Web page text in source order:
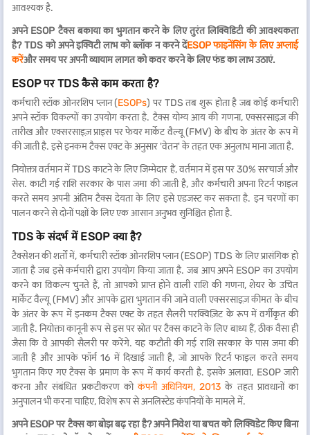
आवश्यक है.
अपने ESOP टैक्स बकाया का भुगतान करने के लिए तुरंत लिक्विडिटी की आवश्यकता
है? TDS को अपने इक्विटी लाभ को ब्लॉक न करने देंESOP फाइनेंसिंग के लिए अप्लाई
करेंऔर समय पर अपनी व्यायाम लागत को कवर करने के लिए फंड का लाभ उठाएं.
ESOP पर TDS कैसे काम करता है?
कर्मचारी स्टॉक ओनरशिप प्लान (ESOPs) पर TDS तब शुरू होता है जब कोई कर्मचारी
अपने स्टॉक विकल्पों का उपयोग करता है. टैक्स योग्य आय की गणना, एक्सरसाइज़ की
तारीख और एक्सरसाइज़ प्राइस पर फेयर मार्केट वैल्यू (FMV) के बीच के अंतर के रूप में
की जाती है. इसे इनकम टैक्स एक्ट के अनुसार 'वेतन' के तहत एक अनुलाभ माना जाता है.
नियोक्ता वर्तमान में TDS काटने के लिए जिम्मेदार हैं, वर्तमान में इस पर 30% सरचार्ज और
सेस. काटी गई राशि सरकार के पास जमा की जाती है, और कर्मचारी अपना रिटर्न फाइल
करते समय अपनी अंतिम टैक्स देयता के लिए इसे एडजस्ट कर सकता है. इन चरणों का
पालन करने से दोनों पक्षों के लिए एक आसान अनुभव सुनिश्चित होता है.
TDS के संदर्भ में ESOP क्या है?
टैक्सेशन की शर्तों में, कर्मचारी स्टॉक ओनरशिप प्लान (ESOP) TDS के लिए प्रासंगिक हो
जाता है जब इसे कर्मचारी द्वारा उपयोग किया जाता है. जब आप अपने ESOP का उपयोग
करने का विकल्प चुनते हैं, तो आपको प्राप्त होने वाली राशि की गणना, शेयर के उचित
मार्केट वैल्यू (FMV) और आपके द्वारा भुगतान की जाने वाली एक्सरसाइज़ कीमत के बीच
के अंतर के रूप में इनकम टैक्स एक्ट के तहत सैलरी परक्विज़िट के रूप में वर्गीकृत की
जाती है. नियोक्ता कानूनी रूप से इस पर स्रोत पर टैक्स काटने के लिए बाध्य हैं, ठीक वैसा ही
जैसा कि वे आपकी सैलरी पर करेंगे. यह कटौती की गई राशि सरकार के पास जमा की
जाती है और आपके फॉर्म 16 में दिखाई जाती है, जो आपके रिटर्न फाइल करते समय
भुगतान किए गए टैक्स के प्रमाण के रूप में कार्य करती है. इसके अलावा, ESOP जारी
करना और संबंधित प्रकटीकरण कोकंपनी अधिनियम, 2013 के तहत प्रावधानों का
अनुपालन भी करना चाहिए, विशेष रूप से अनलिस्टेड कंपनियों के मामले में.
अपने ESOP पर टैक्स का बोझ बढ़ रहा है? अपने निवेश या बचत को लिक्विडेट किए बिना